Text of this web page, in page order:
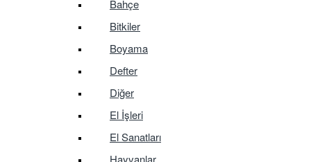
Bahçe
Bitkiler
Boyama
Defter
Diğer
El İşleri
El Sanatları
Hayvanlar